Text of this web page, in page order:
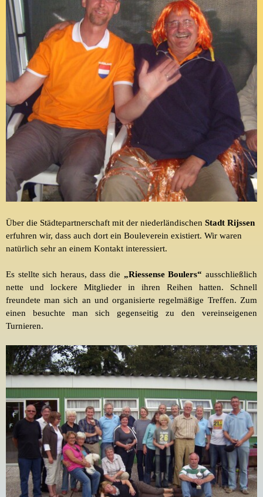
Über die Städtepartnerschaft mit der niederländischen Stadt Rijssen
erfuhren wir, dass auch dort ein Bouleverein existiert. Wir waren
natürlich sehr an einem Kontakt interessiert.
Es stellte sich heraus, dass die „Riessense Boulers“ ausschließlich
nette und lockere Mitglieder in ihren Reihen hatten. Schnell
freundete man sich an und organisierte regelmäßige Treffen. Zum
einen besuchte man sich gegenseitig zu den vereinseigenen
Turnieren.